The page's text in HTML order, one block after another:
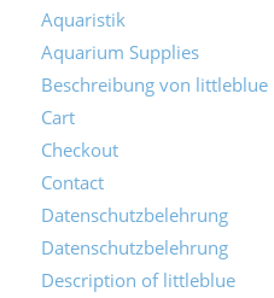
Aquaristik
Aquarium Supplies
Beschreibung von littleblue
Cart
Checkout
Contact
Datenschutzbelehrung
Datenschutzbelehrung
Description of littleblue